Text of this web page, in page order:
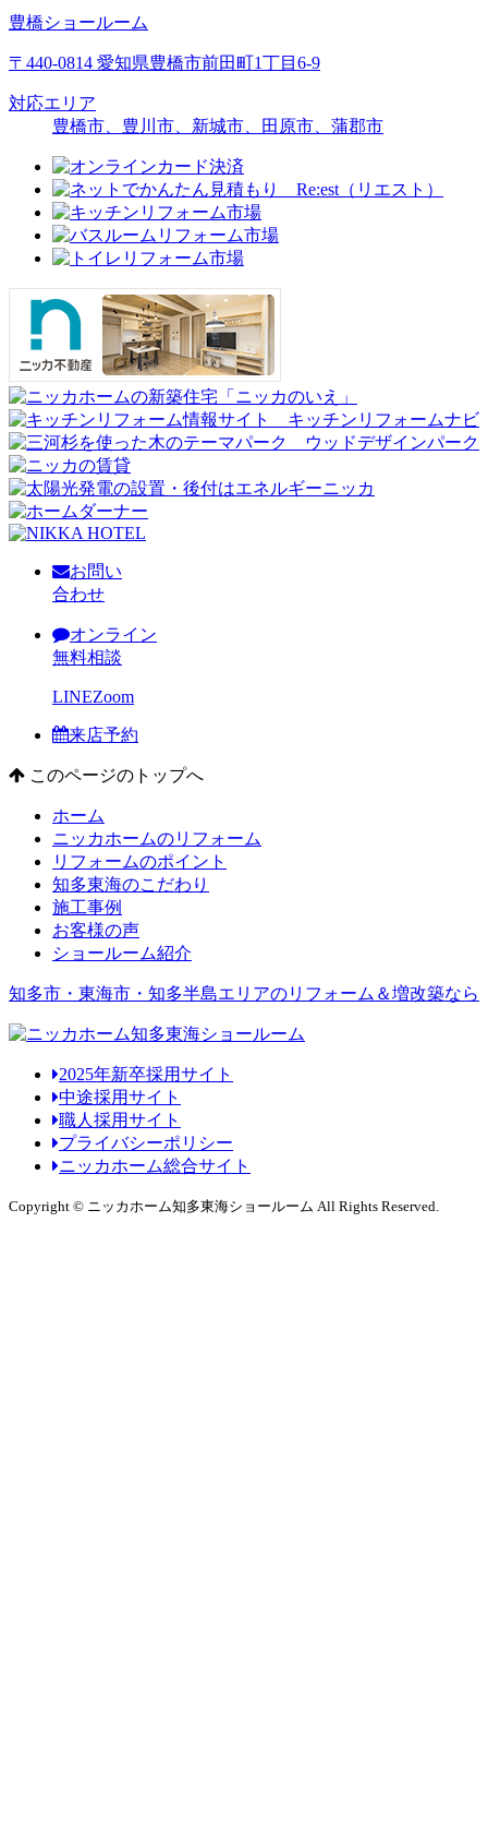
豊橋ショールーム
〒440-0814 愛知県豊橋市前田町1丁目6-9
対応エリア
豊橋市、豊川市、新城市、田原市、蒲郡市
お問い
合わせ
オンライン
無料相談
LINEZoom
来店予約
このページのトップへ
ホーム
ニッカホームのリフォーム
リフォームのポイント
知多東海のこだわり
施工事例
お客様の声
ショールーム紹介
知多市・東海市・知多半島エリアのリフォーム＆増改築なら
2025年新卒採用サイト
中途採用サイト
職人採用サイト
プライバシーポリシー
ニッカホーム総合サイト
Copyright © ニッカホーム知多東海ショールーム All Rights Reserved.